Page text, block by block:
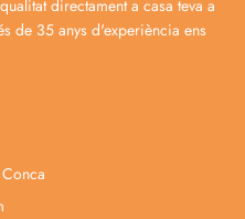
directament a casa teva a
de 35 anys d'experiència ens